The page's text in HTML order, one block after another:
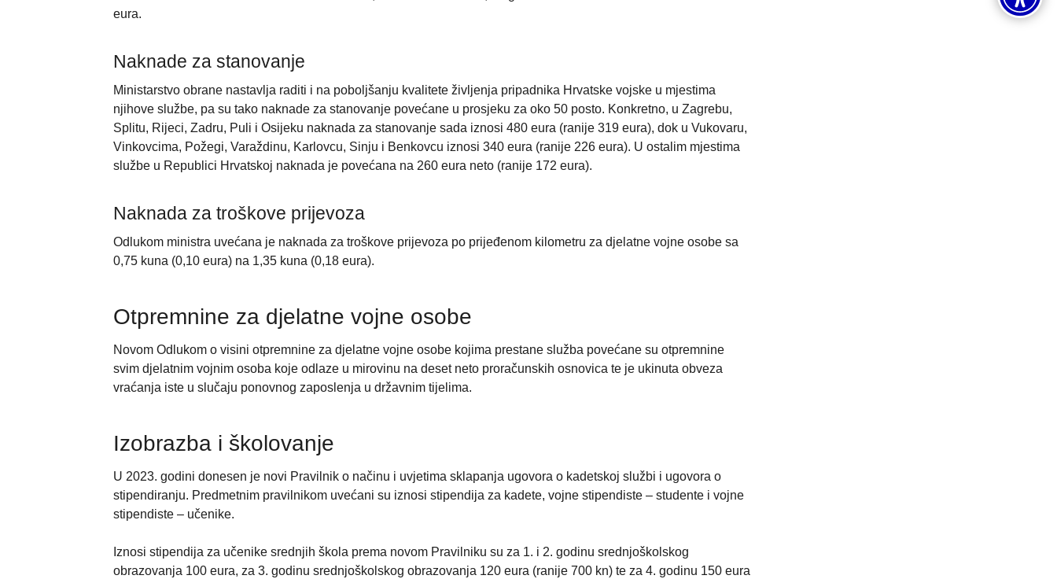
eura.
Naknade za stanovanje
Ministarstvo obrane nastavlja raditi i na poboljšanju kvalitete življenja pripadnika Hrvatske vojske u mjestima
njihove službe, pa su tako naknade za stanovanje povećane u prosjeku za oko 50 posto. Konkretno, u Zagrebu,
Splitu, Rijeci, Zadru, Puli i Osijeku naknada za stanovanje sada iznosi 480 eura (ranije 319 eura), dok u Vukovaru,
Vinkovcima, Požegi, Varaždinu, Karlovcu, Sinju i Benkovcu iznosi 340 eura (ranije 226 eura). U ostalim mjestima
službe u Republici Hrvatskoj naknada je povećana na 260 eura neto (ranije 172 eura).
Naknada za troškove prijevoza
Odlukom ministra uvećana je naknada za troškove prijevoza po prijeđenom kilometru za djelatne vojne osobe sa
0,75 kuna (0,10 eura) na 1,35 kuna (0,18 eura).
Otpremnine za djelatne vojne osobe
Novom Odlukom o visini otpremnine za djelatne vojne osobe kojima prestane služba povećane su otpremnine
svim djelatnim vojnim osoba koje odlaze u mirovinu na deset neto proračunskih osnovica te je ukinuta obveza
vraćanja iste u slučaju ponovnog zaposlenja u državnim tijelima.
Izobrazba i školovanje
U 2023. godini donesen je novi Pravilnik o načinu i uvjetima sklapanja ugovora o kadetskoj službi i ugovora o
stipendiranju. Predmetnim pravilnikom uvećani su iznosi stipendija za kadete, vojne stipendiste – studente i vojne
stipendiste – učenike.
Iznosi stipendija za učenike srednjih škola prema novom Pravilniku su za 1. i 2. godinu srednjoškolskog
obrazovanja 100 eura, za 3. godinu srednjoškolskog obrazovanja 120 eura (ranije 700 kn) te za 4. godinu 150 eura